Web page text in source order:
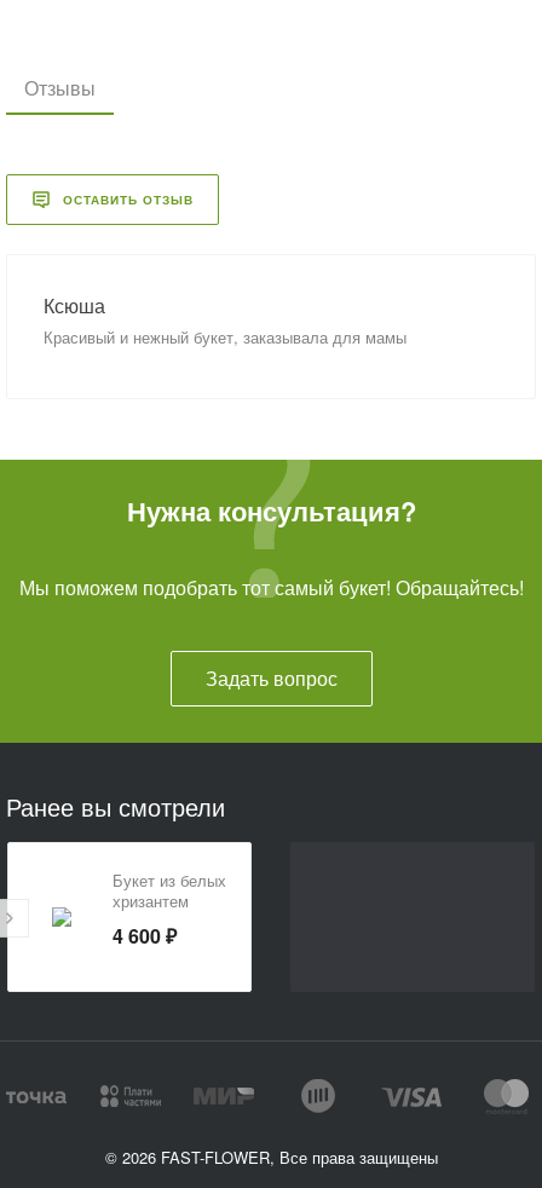
Отзывы
ОСТАВИТЬ ОТЗЫВ
Ксюша
Красивый и нежный букет, заказывала для мамы
Нужна консультация?
Мы поможем подобрать тот самый букет! Обращайтесь!
Задать вопрос
Ранее вы смотрели
Букет из белых
хризантем
послание»
4 600 ₽
© 2026 FAST-FLOWER, Все права защищены